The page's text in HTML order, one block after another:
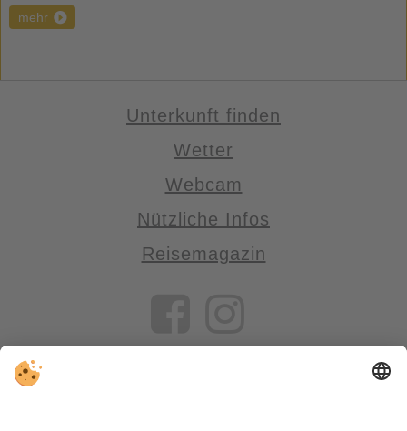
mehr
Unterkunft finden
Wetter
Webcam
Nützliche Infos
Reisemagazin